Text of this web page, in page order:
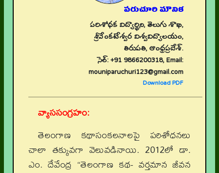
పరుచూరి మౌనిక
పరిశోధక విద్యార్థిని, తెలుగు శాఖ,
శ్రీవేంకటేశ్వర విశ్వవిద్యాలయం,
తిరుపతి, ఆంధ్రప్రదేశ్.
సెల్: +91 9866200318, Email:
mouniparuchuri123@gmail.com
Download PDF
వ్యాససంగ్రహం:
తెలంగాణ కథాసంకలనాలపై పరిశోధనలు
చాలా తక్కువగా వెలువడినాయి. 2012లో డా.
ఎం. దేవేంద్ర “తెలంగాణ కథ- వర్తమాన జీవన